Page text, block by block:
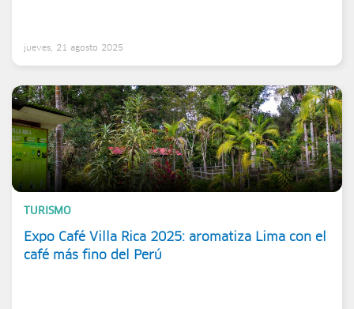
jueves, 21 agosto 2025
TURISMO
Expo Café Villa Rica 2025: aromatiza Lima con el
café más fino del Perú